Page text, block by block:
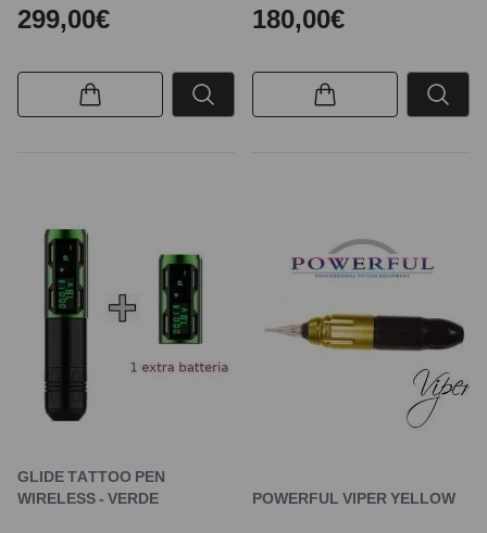
299,00€ 180,00€
GLIDE TATTOO PEN
WIRELESS - VERDE
POWERFUL VIPER YELLOW